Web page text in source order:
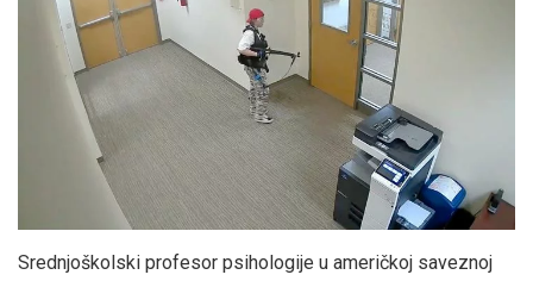
Srednjoškolski profesor psihologije u američkoj saveznoj